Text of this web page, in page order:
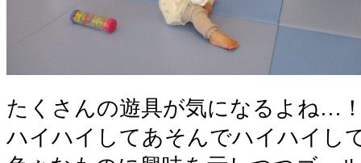
たくさんの遊具が気になるよね…
ハイハイしてあそんでハイハイし